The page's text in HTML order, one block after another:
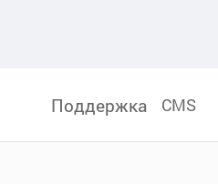
Поддержка CMS